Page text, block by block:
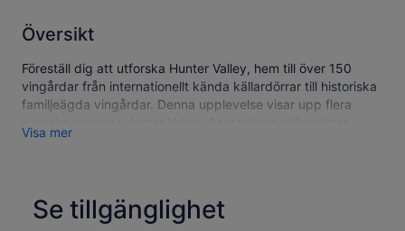
Översikt
Föreställ dig att utforska Hunter Valley, hem till över 150
vingårdar från internationellt kända källardörrar till historiska
familjeägda vingårdar. Denna upplevelse visar upp flera
vänliga experter, Utmärkelse vinnande viner i kombination
Visa mer
Se tillgänglighet